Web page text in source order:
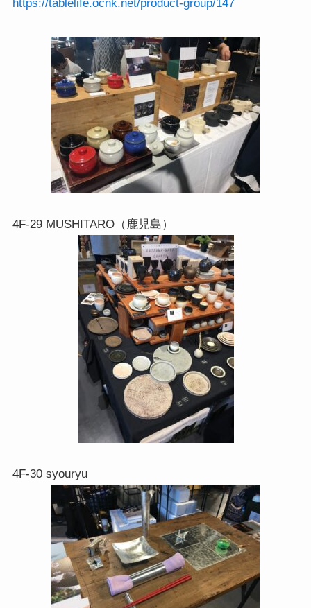
https://tablelife.ocnk.net/product-group/147
4F-29 MUSHITARO（鹿児島）
4F-30 syouryu